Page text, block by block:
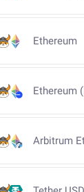
Ethereum
Ethereum
Arbitrum